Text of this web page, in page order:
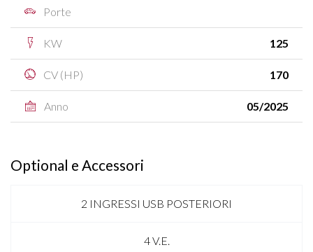
Porte
KW 125
CV (HP) 170
Anno 05/2025
Optional e Accessori
2 INGRESSI USB POSTERIORI
4 V.E.